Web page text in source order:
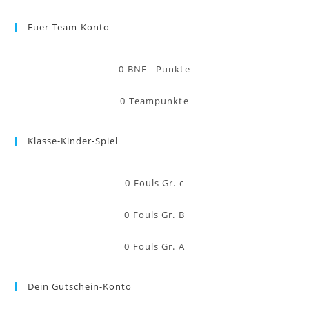
Euer Team-Konto
0 BNE - Punkte
0 Teampunkte
Klasse-Kinder-Spiel
0 Fouls Gr. c
0 Fouls Gr. B
0 Fouls Gr. A
Dein Gutschein-Konto